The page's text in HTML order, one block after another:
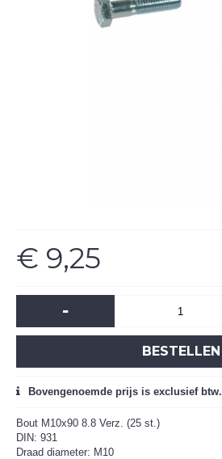
€ 9,25
-
BESTELLEN
Bovengenoemde prijs is exclusief btw.
Bout M10x90 8.8 Verz. (25 st.)
DIN: 931
Draad diameter: M10